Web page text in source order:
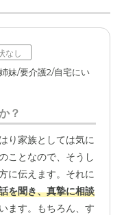
なし
妹/要介護2/自宅にい
？
り家族としては気に
ことなので、そうし
に伝えます。それに
を聞き、真摯に相談
ます。もちろん、す